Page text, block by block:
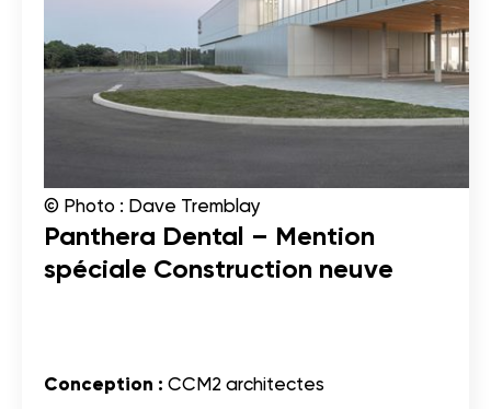
© Photo : Dave Tremblay
Panthera Dental – Mention
spéciale Construction neuve
Conception : CCM2 architectes